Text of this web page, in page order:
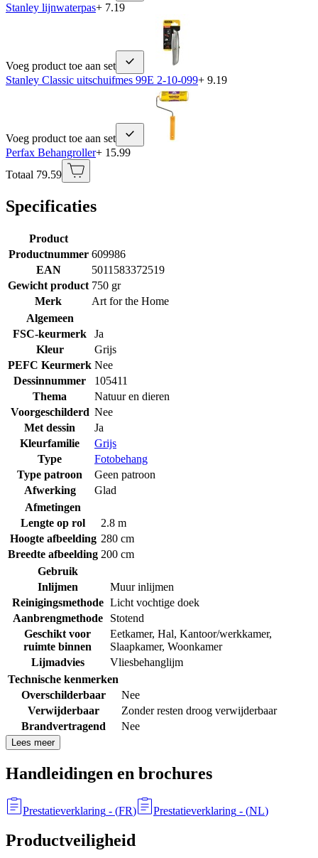
Stanley lijnwaterpas+ 7.19
Voeg product toe aan set
Stanley Classic uitschuifmes 99E 2-10-099+ 9.19
Voeg product toe aan set
Perfax Behangroller+ 15.99
Totaal 79.59
Specificaties
Product
Productnummer 609986
EAN
5011583372519
Gewicht product 750 gr
Merk
Art for the Home
Algemeen
FSC-keurmerk
Ja
Kleur
Grijs
PEFC Keurmerk Nee
Dessinnummer
105411
Thema
Natuur en dieren
Voorgeschilderd Nee
Met dessin
Ja
Kleurfamilie
Grijs
Type
Fotobehang
Type patroon
Geen patroon
Afwerking
Glad
Afmetingen
Lengte op rol
2.8 m
Hoogte afbeelding 280 cm
Breedte afbeelding 200 cm
Gebruik
Inlijmen
Muur inlijmen
Reinigingsmethode Licht vochtige doek
Aanbrengmethode
Stotend
Geschikt voor
ruimte binnen
Eetkamer, Hal, Kantoor/werkkamer,
Slaapkamer, Woonkamer
Lijmadvies
Vliesbehanglijm
Technische kenmerken
Overschilderbaar
Nee
Verwijderbaar
Zonder resten droog verwijderbaar
Brandvertragend
Nee
Lees meer
Handleidingen en brochures
Prestatieverklaring - (FR) Prestatieverklaring - (NL)
Productveiligheid